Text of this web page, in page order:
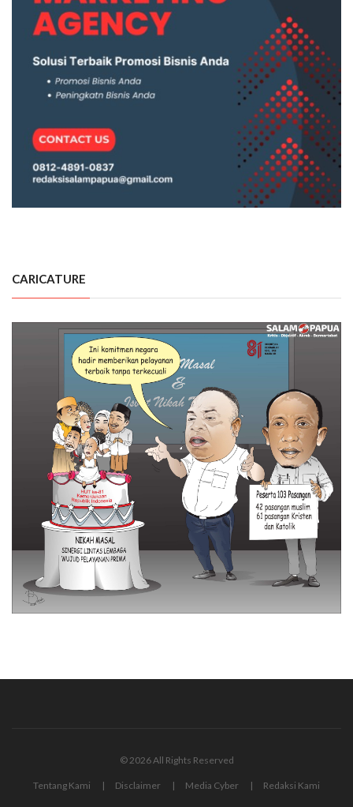
CARICATURE
© 2026 All Rights Reserved
Tentang Kami Disclaimer Media Cyber Redaksi Kami